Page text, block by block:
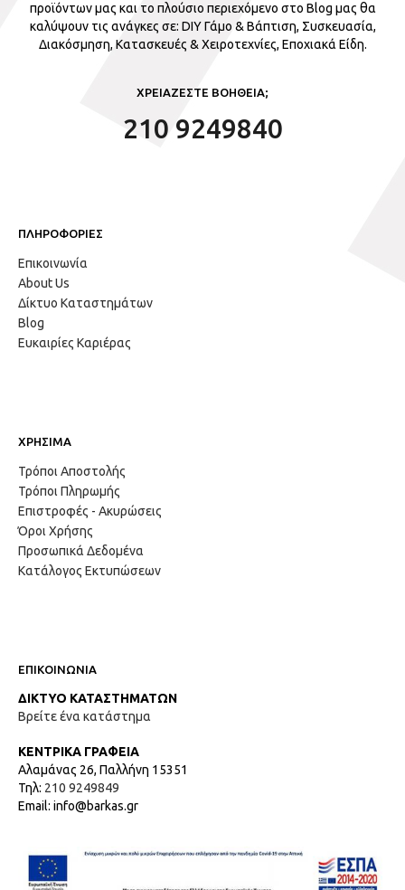
προϊόντων μας και το πλούσιο περιεχόμενο στο Blog μας θα
καλύψουν τις ανάγκες σε: DIY Γάμο & Βάπτιση, Συσκευασία,
Διακόσμηση, Κατασκευές & Χειροτεχνίες, Εποχιακά Είδη.
ΧΡΕΙΑΖΕΣΤΕ ΒΟΗΘΕΙΑ;
210 9249840
ΠΛΗΡΟΦΟΡΙΕΣ
Επικοινωνία
About Us
Δίκτυο Καταστημάτων
Blog
Ευκαιρίες Καριέρας
ΧΡΗΣΙΜΑ
Τρόποι Αποστολής
Τρόποι Πληρωμής
Επιστροφές - Ακυρώσεις
Όροι Χρήσης
Προσωπικά Δεδομένα
Κατάλογος Εκτυπώσεων
ΕΠΙΚΟΙΝΩΝΙΑ
ΔΙΚΤΥΟ ΚΑΤΑΣΤΗΜΑΤΩΝ
Βρείτε ένα κατάστημα
ΚΕΝΤΡΙΚΑ ΓΡΑΦΕΙΑ
Αλαμάνας 26, Παλλήνη 15351
Τηλ: 210 9249849
Email: info@barkas.gr